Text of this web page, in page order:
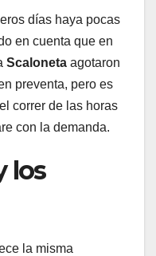
días haya pocas
en cuenta que en
Scaloneta agotaron
preventa, pero es
correr de las horas
con la demanda.
los
la misma